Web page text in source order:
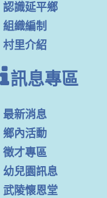
認識延平鄉
組織編制
村里介紹
訊息專區
最新消息
鄉內活動
徵才專區
幼兒園訊息
武陵懷恩堂